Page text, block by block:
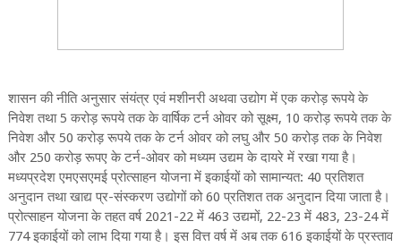
शासन की नीति अनुसार संयंत्र एवं मशीनरी अथवा उद्योग में एक करोड़ रूपये के
निवेश तथा 5 करोड़ रूपये तक के वार्षिक टर्न ओवर को सूक्ष्म, 10 करोड़ रूपये तक के
निवेश और 50 करोड़ रूपये तक के टर्न ओवर को लघु और 50 करोड़ तक के निवेश
और 250 करोड़ रूपए के टर्न-ओवर को मध्यम उद्यम के दायरे में रखा गया है।
मध्यप्रदेश एमएसएमई प्रोत्साहन योजना में इकाईयों को सामान्यत: 40 प्रतिशत
अनुदान तथा खाद्य प्र-संस्करण उद्योगों को 60 प्रतिशत तक अनुदान दिया जाता है।
प्रोत्साहन योजना के तहत वर्ष 2021-22 में 463 उद्यमों, 22-23 में 483, 23-24 में
774 इकाईयों को लाभ दिया गया है। इस वित्त वर्ष में अब तक 616 इकाईयों के प्रस्ताव